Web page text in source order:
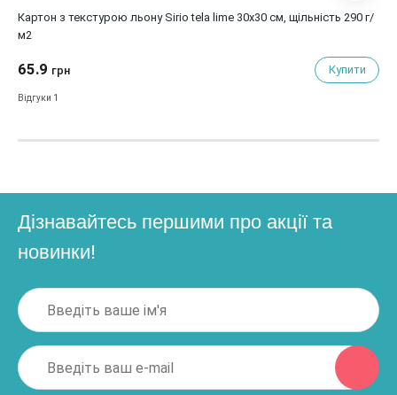
Картон з текстурою льону Sirio tela lime 30х30 см, щільність 290 г/
м2
65.9 грн Купити
Відгуки 1
Дізнавайтесь першими про акції та
новинки!